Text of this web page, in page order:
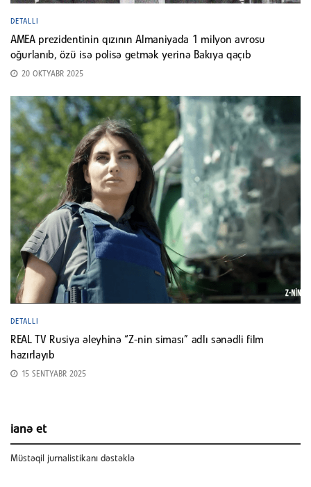
DETALLI
AMEA prezidentinin qızının Almaniyada 1 milyon avrosu
oğurlanıb, özü isə polisə getmək yerinə Bakıya qaçıb
20 OKTYABR 2025
DETALLI
REAL TV Rusiya əleyhinə “Z-nin siması” adlı sənədli film
hazırlayıb
15 SENTYABR 2025
ianə et
Müstəqil jurnalistikanı dəstəklə